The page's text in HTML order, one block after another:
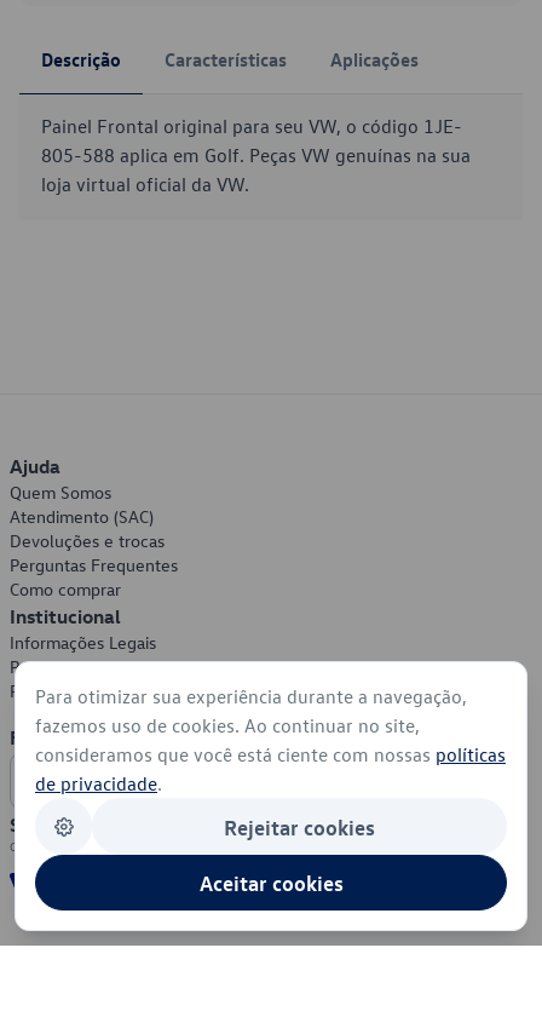
Descrição Características Aplicações
Painel Frontal original para seu VW, o código 1JE-
805-588 aplica em Golf. Peças VW genuínas na sua
loja virtual oficial da VW.
Ajuda
Quem Somos
Atendimento (SAC)
Devoluções e trocas
Perguntas Frequentes
Como comprar
Institucional
Informações Legais
Política de Privacidade
Política de Cookies
Formas de Pagamento
Segurança
Para otimizar sua experiência durante a navegação,
fazemos uso de cookies. Ao continuar no site,
consideramos que você está ciente com nossas políticas
de privacidade.
Rejeitar cookies
Aceitar cookies